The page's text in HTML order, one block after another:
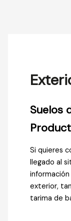
Suelos
Si quieres
llegado al
exterior,
tarima de